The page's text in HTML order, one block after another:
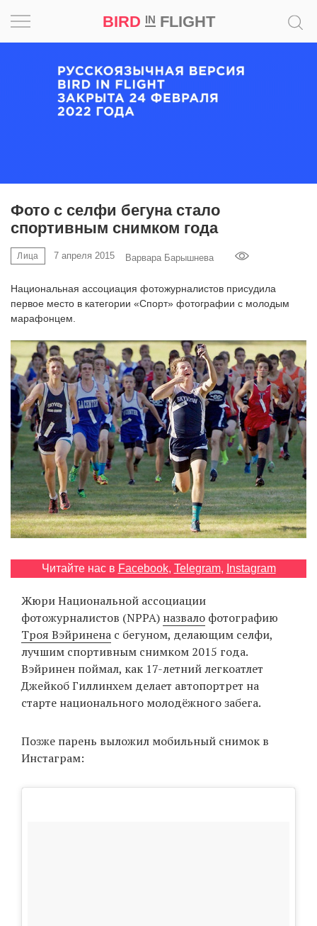
BIRD INFLIGHT
EN
UA
Фото с селфи бегуна стало
спортивным снимком года
Лица 7 апреля 2015 Варвара Барышнева
Национальная ассоциация фотожурналистов присудила
первое место в категории «Спорт» фотографии с молодым
марафонцем.
Читайте нас в Facebook, Telegram, Instagram
Жюри Национальной ассоциации
фотожурналистов (NPPA) назвало фотографию
Троя Вэйринена с бегуном, делающим селфи,
лучшим спортивным снимком 2015 года.
Вэйринен поймал, как 17-летний легкоатлет
Джейкоб Гиллинхем делает автопортрет на
старте национального молодёжного забега.
Позже парень выложил мобильный снимок в
Инстаграм: